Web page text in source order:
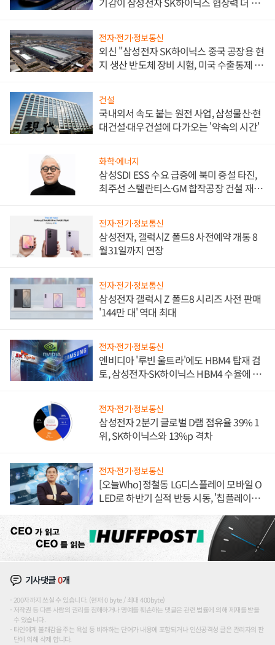
전자·전기·정보통신
외신 "삼성전자 SK하이닉스 중국 공장용 현
지 생산 반도체 장비 시험, 미국 수출통제 대
건설
국내외서 속도 붙는 원전 사업, 삼성물산·현
대건설·대우건설에 다가오는 '약속의 시간'
화학·에너지
삼성SDI ESS 수요 급증에 북미 증설 타진,
최주선 스텔란티스·GM 합작공장 건설 재추
전자·전기·정보통신
삼성전자, 갤럭시Z 폴드8 사전예약 개통 8
월31일까지 연장
전자·전기·정보통신
삼성전자 갤럭시 Z 폴드8 시리즈 사전 판매
'144만 대' 역대 최대
전자·전기·정보통신
엔비디아 '루빈 울트라'에도 HBM4 탑재 검
토, 삼성전자·SK하이닉스 HBM4 수율에 주
전자·전기·정보통신
삼성전자 2분기 글로벌 D램 점유율 39% 1
위, SK하이닉스와 13%p 격차
전자·전기·정보통신
[오늘Who] 정철동 LG디스플레이 모바일 O
LED로 하반기 실적 반등 시동, '칩플레이
기사댓글0개
200자까지 쓰실 수 있습니다. (현재 0 byte / 최대 400byte)
저작권 등 다른 사람의 권리를 침해하거나 명예를 훼손하는 댓글은 관련 법률에 의해 제재를 받을
수 있습니다.
타인에게 불쾌감을 주는 욕설 등 비하하는 단어가 내용에 포함되거나 인신공격성 글은 관리자의 판
단에 의해 삭제 합니다.